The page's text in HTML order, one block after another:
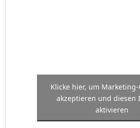
Klicke hier, um Marketing-
akzeptieren und diesen
aktivieren